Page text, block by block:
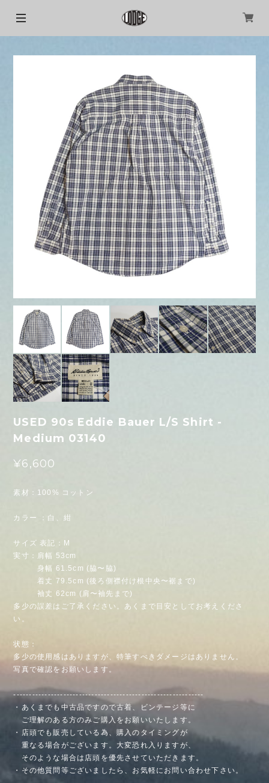
USED 90s Eddie Bauer L/S Shirt -
Medium 03140
¥6,600
素材：100% コットン
カラー ：白、紺
サイズ 表記：M
実寸：肩幅 53cm
身幅 61.5cm (脇〜脇)
着丈 79.5cm (後ろ側襟付け根中央〜裾まで)
袖丈 62cm (肩〜袖先まで)
多少の誤差はご了承ください。あくまで目安としてお考えくださ
い。
状態：
多少の使用感はありますが、特筆すべきダメージはありません。
写真で確認をお願いします。
-------------------------------------------------------------
・あくまでも中古品ですので古着、ビンテージ等に
ご理解のある方のみご購入をお願いいたします。
・店頭でも販売している為、購入のタイミングが
重なる場合がございます。大変恐れ入りますが、
そのような場合は店頭を優先させていただきます。
・その他質問等ございましたら、お気軽にお問い合わせ下さい。